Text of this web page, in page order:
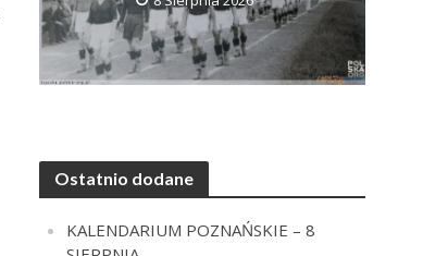
Ostatnio dodane
KALENDARIUM POZNAŃSKIE – 8